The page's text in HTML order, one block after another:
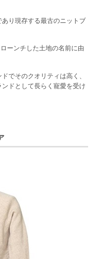
り現存する最古のニットブ
ーンチした土地の名前に由
でそのクオリティは高く、
ドとして長らく寵愛を受け